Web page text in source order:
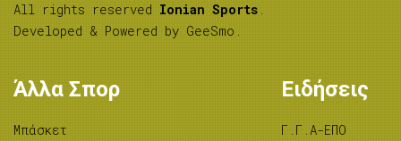
All rights reserved Ionian Sports .
Developed & Powered by GeeSmo .
Άλλα Σπορ
Μπάσκετ
Ειδήσεις
Γ.Γ.Α-ΕΠΟ